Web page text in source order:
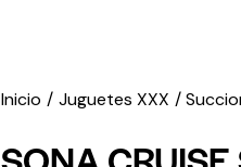
Inicio Juguetes XXX